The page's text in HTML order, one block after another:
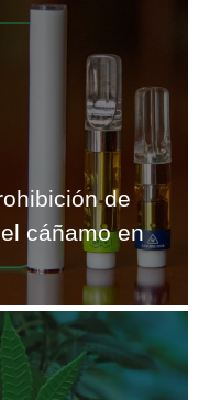
de
cáñamo en